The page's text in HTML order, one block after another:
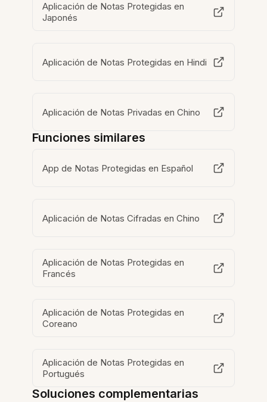
Aplicación de Notas Protegidas en
Japonés
Aplicación de Notas Protegidas en Hindi
Aplicación de Notas Privadas en Chino
Funciones similares
App de Notas Protegidas en Español
Aplicación de Notas Cifradas en Chino
Aplicación de Notas Protegidas en
Francés
Aplicación de Notas Protegidas en
Coreano
Aplicación de Notas Protegidas en
Portugués
Soluciones complementarias